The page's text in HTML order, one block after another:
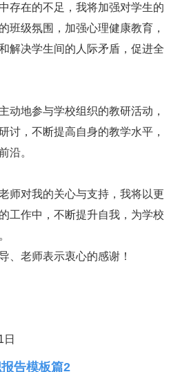
存在的不足，我将加强对学生的
班级氛围，加强心理健康教育，
解决学生间的人际矛盾，促进全
动地参与学校组织的教研活动，
讨，不断提高自身的教学水平，
沿。
师对我的关心与支持，我将以更
工作中，不断提升自我，为学校
、老师表示衷心的感谢！
告模板篇2